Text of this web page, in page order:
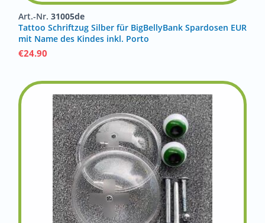
Art.-Nr. 31005de
Tattoo Schriftzug Silber für BigBellyBank Spardosen EUR
mit Name des Kindes inkl. Porto
€24.90